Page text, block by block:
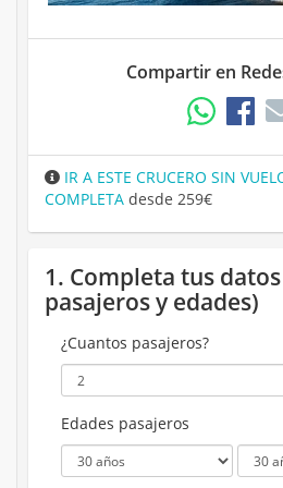
Compartir en
IR A ESTE CRUCERO SIN
COMPLETA desde 259€
1. Completa tus
pasajeros y edades)
¿Cuantos pasajeros?
Edades pasajeros